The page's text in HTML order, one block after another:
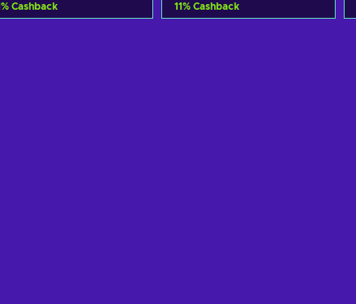
% Cashback 11% Cashback